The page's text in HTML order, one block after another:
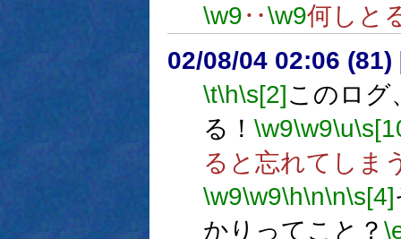
\w9‥\w9何しと
02/08/04 02:06 (81)
\t\h\s[2]このログ
る！ \w9\w9\u
ると忘れてしま
\w9\w9\h\n\n\s[4]
かりってこと？